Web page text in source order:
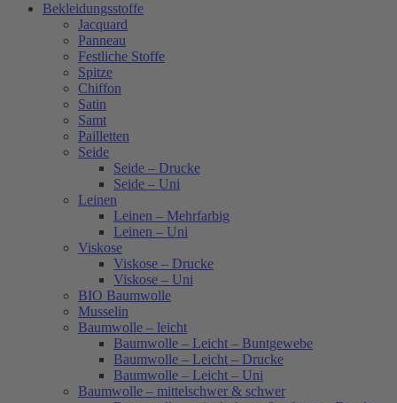
Bekleidungsstoffe
Jacquard
Panneau
Festliche Stoffe
Spitze
Chiffon
Satin
Samt
Pailletten
Seide
Seide – Drucke
Seide – Uni
Leinen
Leinen – Mehrfarbig
Leinen – Uni
Viskose
Viskose – Drucke
Viskose – Uni
BIO Baumwolle
Musselin
Baumwolle – leicht
Baumwolle – Leicht – Buntgewebe
Baumwolle – Leicht – Drucke
Baumwolle – Leicht – Uni
Baumwolle – mittelschwer & schwer